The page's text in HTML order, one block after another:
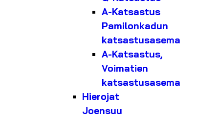
A-Katsastus
Pamilonkadun
katsastusasema
A-Katsastus,
Voimatien
katsastusasema
Hierojat
Joensuu